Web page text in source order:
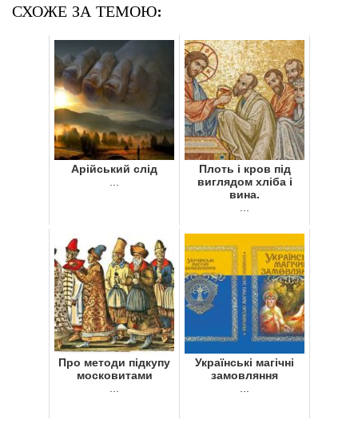
СХОЖЕ ЗА ТЕМОЮ:
Арійський слід
Плоть і кров під
виглядом хліба і
вина.
Про методи підкупу
московитами
Українські магічні
замовляння